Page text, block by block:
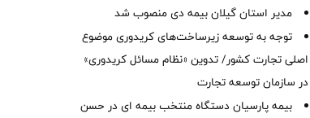
‌مدیر استان گیلان بیمه دی منصوب شد
توجه به توسعه زیرساخت‌های کریدوری موضوع
اصلی تجارت کشور/ تدوین «نظام مسائل کریدوری»
در سازمان توسعه تجارت
بیمه پارسیان دستگاه منتخب بیمه ای در حسن